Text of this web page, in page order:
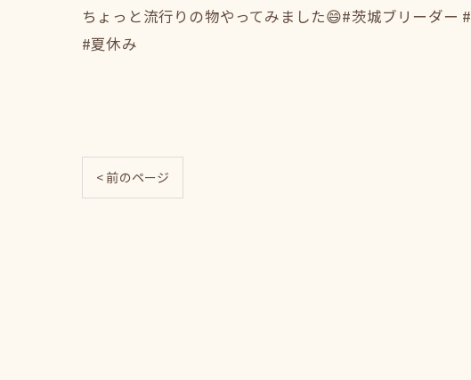
ちょっと流行りの物やってみました😄#茨城ブリーダ
#夏休み
< 前のページ